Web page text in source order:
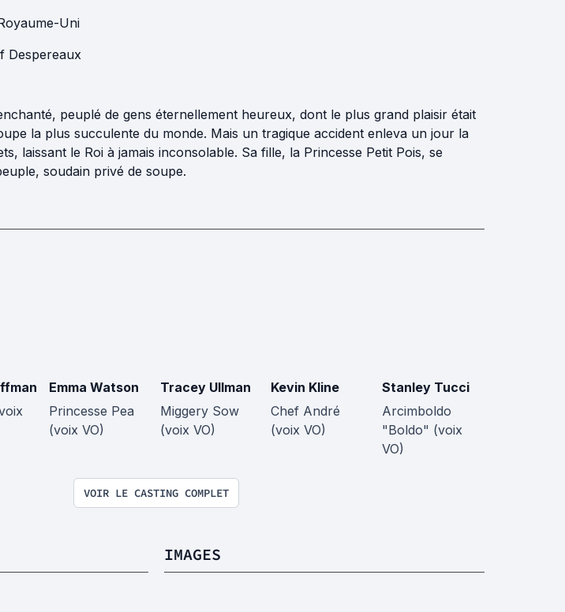
Uni
Despereaux
peuplé de gens éternellement heureux, dont le plus grand plaisir était
la plus succulente du monde. Mais un tragique accident enleva un jour la
laissant le Roi à jamais inconsolable. Sa fille, la Princesse Petit Pois, se
soudain privé de soupe.
Emma Watson
Princesse Pea
(voix VO)
Tracey Ullman
Miggery Sow
(voix VO)
Kevin Kline
Chef André
(voix VO)
Stanley Tucci
Arcimboldo
"Boldo" (voix
VO)
VOIR LE CASTING COMPLET
IMAGES